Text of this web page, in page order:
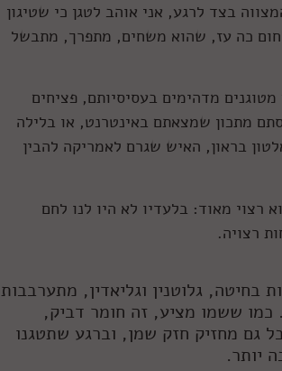
בצד לרגע, אני אוהב לטגן כי שטיגון
כה עז, שהוא משחים, מתפרך, מתבשל
מדהימים בעסיסיותם, פציחים
מתכון שמצאתם באינטרנט, או בלילה
בראון, האיש שגרם לאמריקה להבין
רצוי מאוד: בלעדיו לא היו לנו לחם
רצויה.
גלוטנין וגליאדין, מתערבבות
כמו ששמו מציע, זה חומר דביק,
גם מחזיק חזק שמן, וברגע שתטגנו
יותר.